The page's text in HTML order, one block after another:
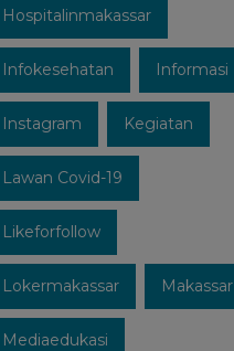
Hospitalinmakassar
Infokesehatan Informasi
Instagram Kegiatan
Lawan Covid-19
Likeforfollow
Lokermakassar Makassar
Mediaedukasi